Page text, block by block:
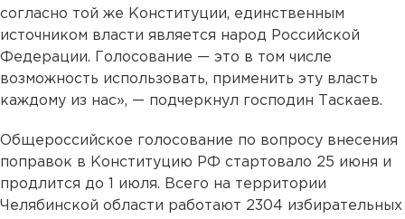
согласно той же Конституции, единственным
источником власти является народ Российской
Федерации. Голосование — это в том числе
возможность использовать, применить эту власть
каждому из нас», — подчеркнул господин Таскаев.
Общероссийское голосование по вопросу внесения
поправок в Конституцию РФ стартовало 25 июня и
продлится до 1 июля. Всего на территории
Челябинской области работают 2304 избирательных